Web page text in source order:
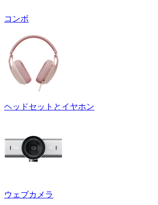
コンボ
ヘッドセットとイヤホン
ウェブカメラ